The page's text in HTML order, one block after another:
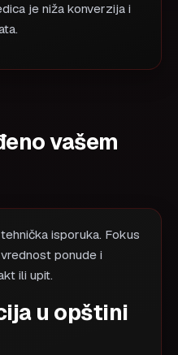
je niža konverzija i
vašem
isporuka. Fokus
ponude i
ili upit.
u opštini